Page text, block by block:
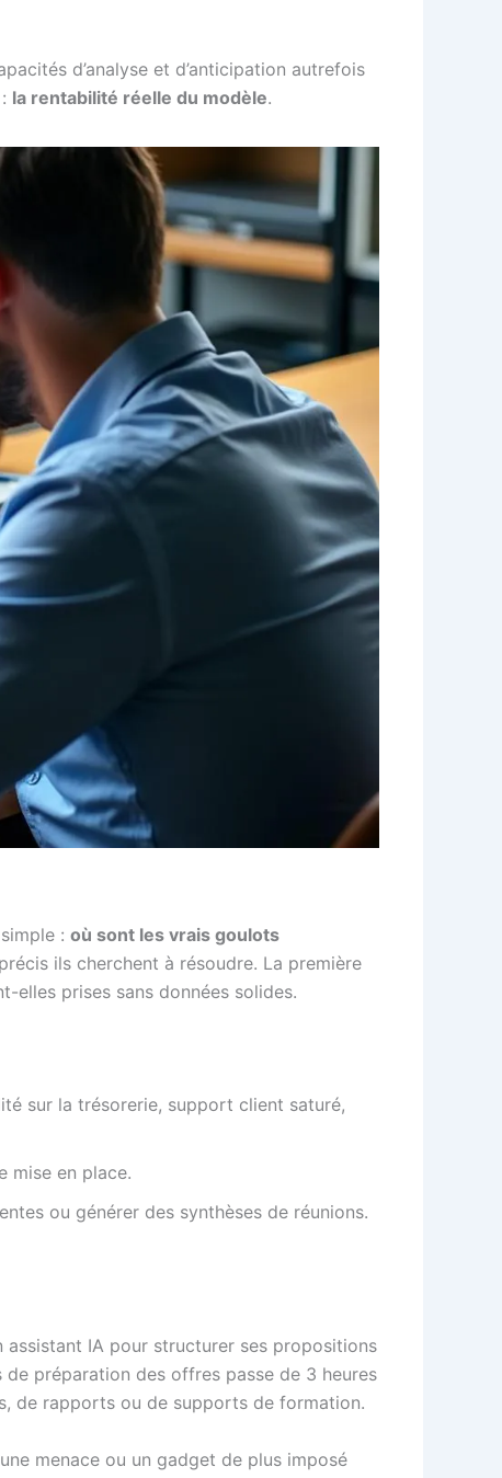
d’analyse et d’anticipation autrefois
la rentabilité réelle du modèle.
: où sont les vrais goulots
ils cherchent à résoudre. La première
prises sans données solides.
sur la trésorerie, support client saturé,
mise en place.
ou générer des synthèses de réunions.
assistant IA pour structurer ses propositions
préparation des offres passe de 3 heures
de rapports ou de supports de formation.
menace ou un gadget de plus imposé